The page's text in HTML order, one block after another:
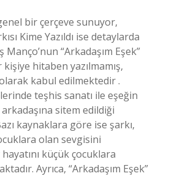
bir çerçeve sunuyor,
Kime Yazıldı ise detaylarda
Manço’nun “Arkadaşım Eşek”
hitaben yazılmamış,
kabul edilmektedir .
teşhis sanatı ile eşeğin
sitem edildiği
kaynaklara göre ise şarkı,
olan sevgisini
küçük çocuklara
Ayrıca, “Arkadaşım Eşek”